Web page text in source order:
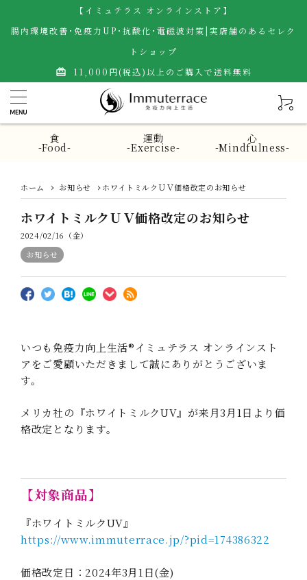
【イミュテラス オンラインストア】
腸内環境改善･免疫力UP･抗酸化･電磁波対策|実店舗のあるセレク
トショップ
card_giftcard 11,000円(税込)以上のご購入で送料無料
食
-Food-
運動
-Exercise-
心
-Mindfulness-
ホーム お知らせ ホワイトミルクＵＶ価格改定のお知らせ
ホワイトミルクＵＶ価格改定のお知らせ
2024/02/16（金）
お知らせ
いつも免疫力向上生活®イミュテラス オンラインスト
アをご愛顧いただきまして誠にありがとうございま
す。
メリカ社の『ホワイトミルクUV』が来月3月1日より価
格改定となります。
【対象商品】
『ホワイトミルクUV』
https://www.immuterrace.jp/?pid=174386322
価格改定日：2024年3月1日(金)